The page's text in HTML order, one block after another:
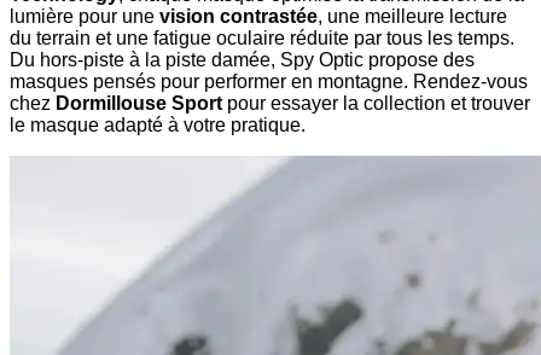
lumière pour une vision contrastée, une meilleure lecture
du terrain et une fatigue oculaire réduite par tous les temps.
Du hors-piste à la piste damée, Spy Optic propose des
masques pensés pour performer en montagne. Rendez-vous
chez Dormillouse Sport pour essayer la collection et trouver
le masque adapté à votre pratique.